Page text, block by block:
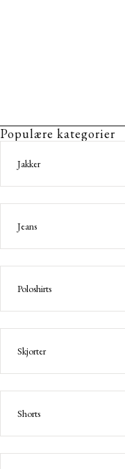
Populære kategorier
Jakker
Jeans
Poloshirts
Skjorter
Shorts